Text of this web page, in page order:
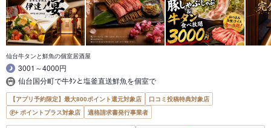
仙台牛タンと鮮魚の個室居酒屋
3001～4000円
仙台国分町で牛ﾀﾝと塩釜直送鮮魚を個室で
【アプリ予約限定】最大800ポイント還元対象店
口コミ投稿特典対象店
ポイントプラス対象店
適格請求書発行事業者